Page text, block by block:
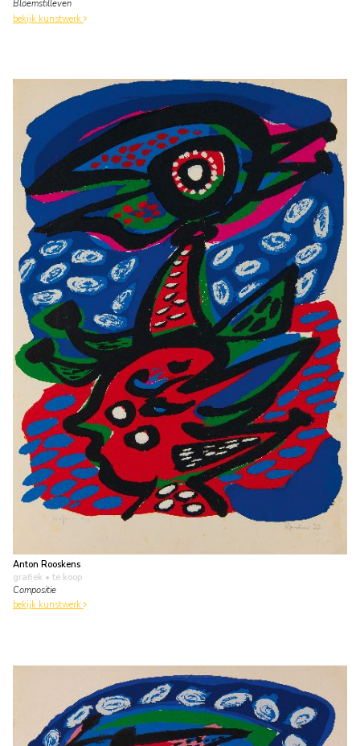
Bloemstilleven
bekijk kunstwerk
Anton Rooskens
grafiek • te koop
Compositie
bekijk kunstwerk